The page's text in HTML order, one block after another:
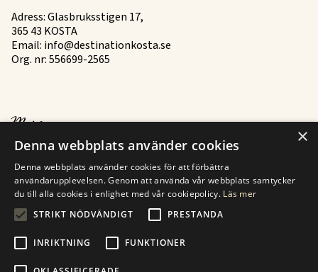
Adress: Glasbruksstigen 17,
365 43 KOSTA
Email: info@destinationkosta.se
Org. nr: 556699-2565
More
History
Contact information
×
Denna webbplats använder cookies
Denna webbplats använder cookies för att förbättra
användarupplevelsen. Genom att använda vår webbplats samtycker
du till alla cookies i enlighet med vår cookiepolicy. Läs mer
STRIKT NÖDVÄNDIGT
PRESTANDA
INRIKTNING FUNKTIONER